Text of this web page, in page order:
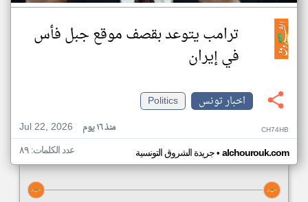
ترامب يتوعد بقصف موقع جبل فأس
في إيران
اخبار تونس
Politics
Jul 22, 2026
منذ ١٦ يوم CH74HB
جريدة الشروق التونسية• alchourouk.com عدد الكلمات: ٨٩